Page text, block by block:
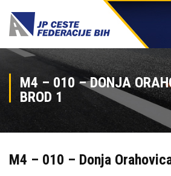
M4 – 010 – DONJA
BROD 1
M4 – 010 – Donja